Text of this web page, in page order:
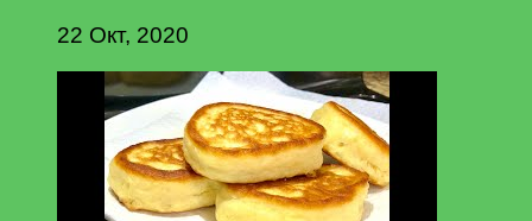
22 Окт, 2020